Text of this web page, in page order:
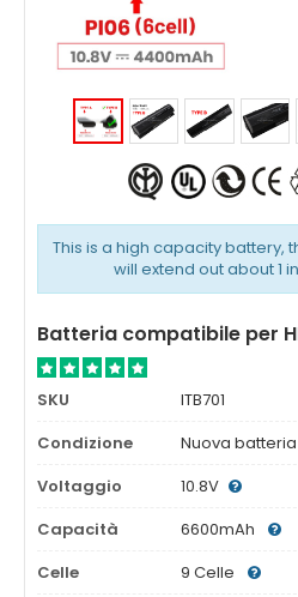
This is a high capacity battery,
will extend out about 1
Batteria compatibile per
SKU
ITB701
Condizione
Nuova
Voltaggio
10.8V
Capacità
6600mAh
Celle
9 Celle